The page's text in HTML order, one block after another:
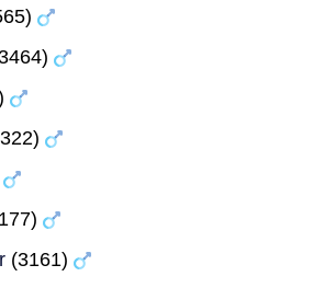
(3161)